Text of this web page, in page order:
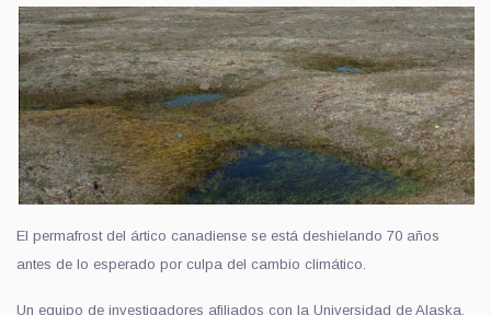
El permafrost del ártico canadiense se está deshielando 70 años
antes de lo esperado por culpa del cambio climático.
Un equipo de investigadores afiliados con la Universidad de Alaska,